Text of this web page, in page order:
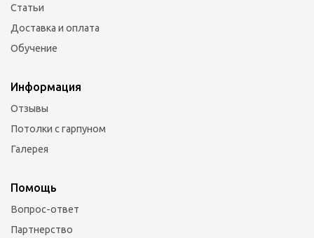
Статьи
Доставка и оплата
Обучение
Информация
Отзывы
Потолки с гарпуном
Галерея
Помощь
Вопрос-ответ
Партнерство